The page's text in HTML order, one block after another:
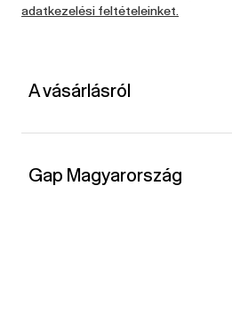
adatkezelési feltételeinket.
A vásárlásról
Gap Magyarország